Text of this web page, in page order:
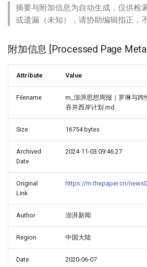
摘要与附加信息为自动生成，仅供检
或遗漏（未知），请协助编辑指正，
附加信息 [Processed Page
Attribute Value
Filename
m_澎湃思想周报｜罗琳与跨
吞并西岸计划.md
Size 16754 bytes
Archived
Date
2024-11-03 09:46:27
Original
Link
https://m.thepaper.cn/
Author 澎湃新闻
Region 中国大陆
Date 2020-06-07